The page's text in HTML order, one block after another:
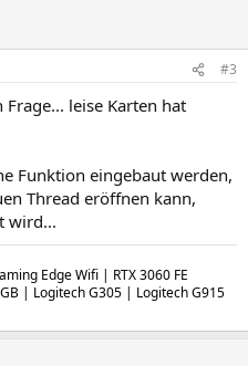
#3
leise Karten hat
Funktion eingebaut werden,
Thread eröffnen kann,
wird...
Edge Wifi | RTX 3060 FE
| Logitech G305 | Logitech G915